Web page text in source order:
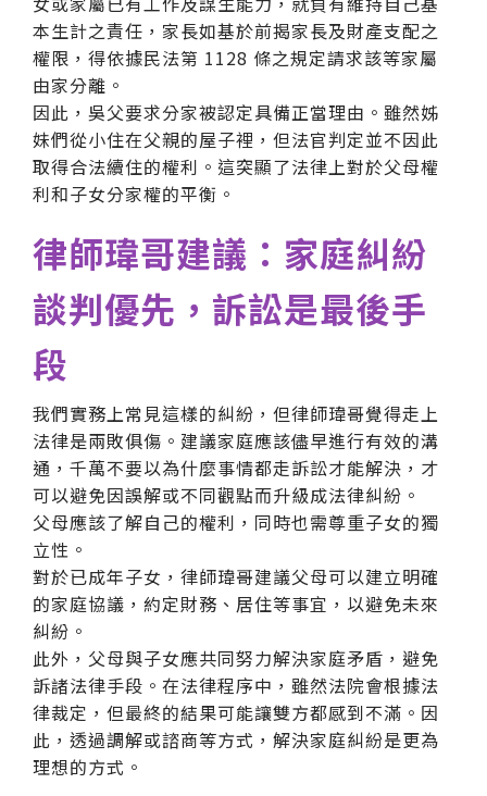
本生計之責任，家長如基於前揭家長及財產支配之
權限，得依據民法第 1128 條之規定請求該等家屬
由家分離。
因此，吳父要求分家被認定具備正當理由。雖然姊
妹們從小住在父親的屋子裡，但法官判定並不因此
取得合法續住的權利。這突顯了法律上對於父母權
利和子女分家權的平衡。
律師瑋哥建議：家庭糾紛
談判優先，訴訟是最後手
段
我們實務上常見這樣的糾紛，但律師瑋哥覺得走上
法律是兩敗俱傷。建議家庭應該儘早進行有效的溝
通，千萬不要以為什麼事情都走訴訟才能解決，才
可以避免因誤解或不同觀點而升級成法律糾紛。
父母應該了解自己的權利，同時也需尊重子女的獨
立性。
對於已成年子女，律師瑋哥建議父母可以建立明確
的家庭協議，約定財務、居住等事宜，以避免未來
糾紛。
此外，父母與子女應共同努力解決家庭矛盾，避免
訴諸法律手段。在法律程序中，雖然法院會根據法
律裁定，但最終的結果可能讓雙方都感到不滿。因
此，透過調解或諮商等方式，解決家庭糾紛是更為
理想的方式。